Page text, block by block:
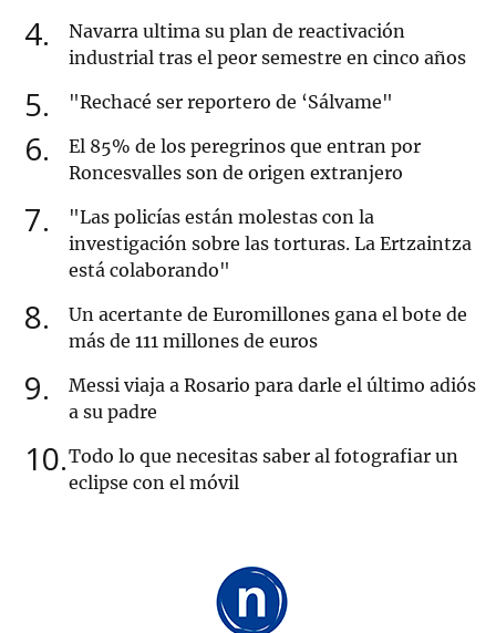
4
Navarra ultima su plan de reactivación
industrial tras el peor semestre en cinco años
5 "Rechacé ser reportero de ‘Sálvame"
6
El 85% de los peregrinos que entran por
Roncesvalles son de origen extranjero
7
"Las policías están molestas con la
investigación sobre las torturas. La Ertzaintza
está colaborando"
8
Un acertante de Euromillones gana el bote de
más de 111 millones de euros
9
Messi viaja a Rosario para darle el último adiós
a su padre
10 Todo lo que necesitas saber al fotografiar un
eclipse con el móvil